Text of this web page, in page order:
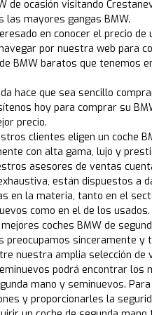
de ocasión visitando
las mayores gangas BMW.
en conocer el precio de
por nuestra web para
BMW baratos que tenemos
hace que sea sencillo
hoy para comprar su
precio.
clientes eligen un coche
con alta gama, lujo y
asesores de ventas
están dispuestos a
en la materia, tanto en el
como en el de los
coches BMW de
preocupamos sinceramente y
nuestra amplia selección de
podrá encontrar los
mano y seminuevos.
y proporcionarles la